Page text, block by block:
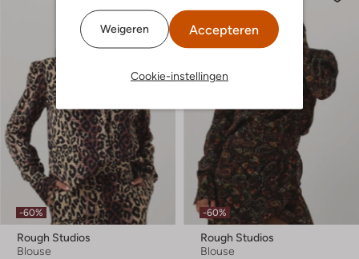
Weigeren Accepteren
Cookie-instellingen
-60%
Rough Studios
Blouse
-60%
Rough Studios
Blouse